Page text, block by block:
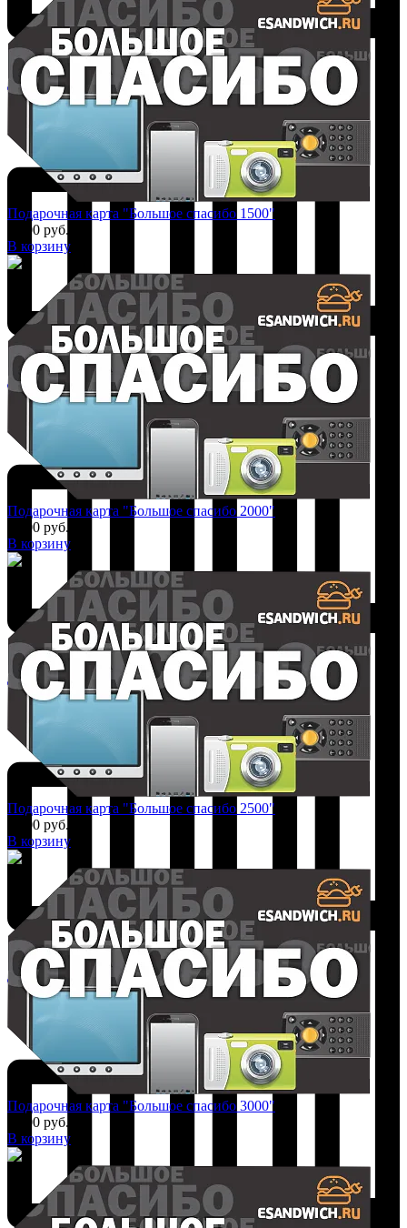
Добавить к сравнению
Добавить к сравнению
Подарочная карта "Большое спасибо 1500"
1 500 руб.
В корзину
Добавить к сравнению
Подарочная карта "Большое спасибо 2000"
2 000 руб.
В корзину
Добавить к сравнению
Подарочная карта "Большое спасибо 2500"
2 500 руб.
В корзину
Подарочная карта "Большое спасибо 3000"
3 000 руб.
В корзину